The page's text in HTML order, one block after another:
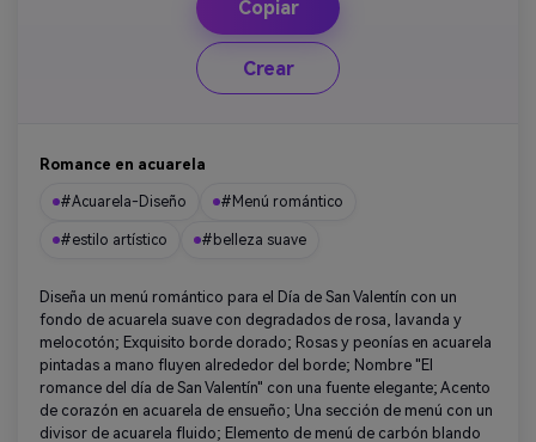
Copiar
Crear
Romance en acuarela
#Acuarela-Diseño #Menú romántico
#estilo artístico #belleza suave
Diseña un menú romántico para el Día de San Valentín con un
fondo de acuarela suave con degradados de rosa, lavanda y
melocotón; Exquisito borde dorado; Rosas y peonías en acuarela
pintadas a mano fluyen alrededor del borde; Nombre "El
romance del día de San Valentín" con una fuente elegante; Acento
de corazón en acuarela de ensueño; Una sección de menú con un
divisor de acuarela fluido; Elemento de menú de carbón blando